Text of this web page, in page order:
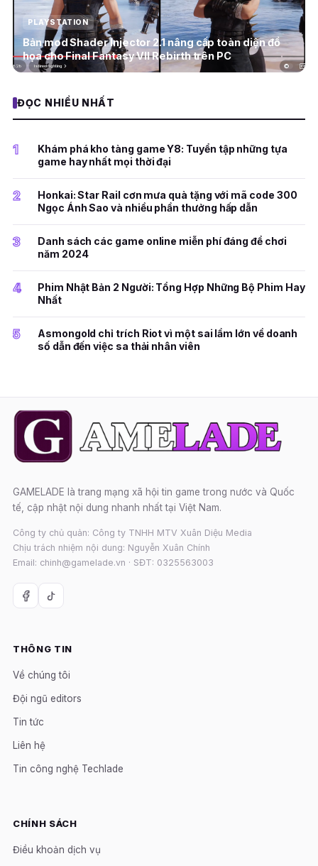
PLAYSTATION
Bản mod Shader Injector 2.1 nâng cấp toàn diện đồ
họa cho Final Fantasy VII Rebirth trên PC
ĐỌC NHIỀU NHẤT
1
Khám phá kho tàng game Y8: Tuyển tập những tựa
game hay nhất mọi thời đại
2
Honkai: Star Rail cơn mưa quà tặng với mã code 300
Ngọc Ánh Sao và nhiều phần thưởng hấp dẫn
3
Danh sách các game online miễn phí đáng để chơi
năm 2024
4
Phim Nhật Bản 2 Người: Tổng Hợp Những Bộ Phim Hay
Nhất
5
Asmongold chỉ trích Riot vì một sai lầm lớn về doanh
số dẫn đến việc sa thải nhân viên
GAMELADE là trang mạng xã hội tin game trong nước và Quốc
tế, cập nhật nội dung nhanh nhất tại Việt Nam.
Công ty chủ quản: Công ty TNHH MTV Xuân Diệu Media
Chịu trách nhiệm nội dung: Nguyễn Xuân Chính
Email: chinh@gamelade.vn · SĐT: 0325563003
THÔNG TIN
Về chúng tôi
Đội ngũ editors
Tin tức
Liên hệ
Tin công nghệ Techlade
CHÍNH SÁCH
Điều khoản dịch vụ